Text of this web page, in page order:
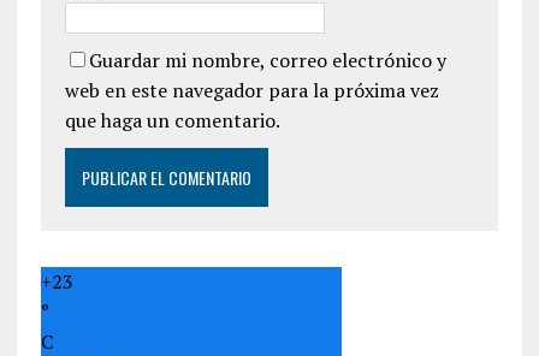
Guardar mi nombre, correo electrónico y
web en este navegador para la próxima vez
que haga un comentario.
+23
°
C